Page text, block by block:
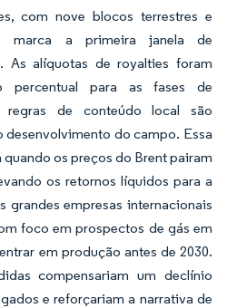
com nove blocos terrestres e
marca a primeira janela de
As alíquotas de royalties foram
percentual para as fases de
regras de conteúdo local são
do campo. Essa
os preços do Brent pairam
os retornos líquidos para a
grandes empresas internacionais
foco em prospectos de gás em
em produção antes de 2030.
compensariam um declínio
e reforçariam a narrativa de